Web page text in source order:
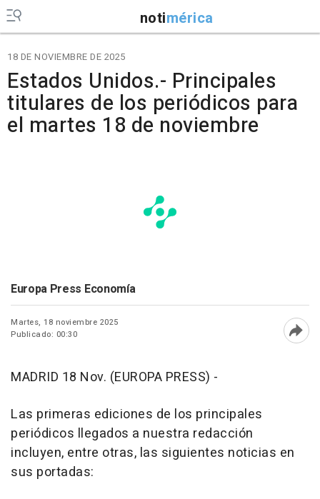
notimérica
18 DE NOVIEMBRE DE 2025
Estados Unidos.- Principales
titulares de los periódicos para
el martes 18 de noviembre
Europa Press Economía
Martes, 18 noviembre 2025
Publicado: 00:30
MADRID 18 Nov. (EUROPA PRESS) -
Las primeras ediciones de los principales
periódicos llegados a nuestra redacción
incluyen, entre otras, las siguientes noticias en
sus portadas: